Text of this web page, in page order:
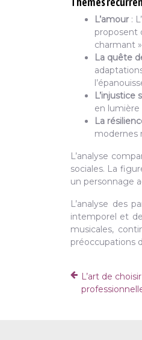
L’amour :
proposent
charmant
La quête
L’injustice
en lumière
La
modernes
L’analyse
sociales. La
un personnage
L’analyse des
intemporel et
musicales,
préoccupations
L’art de